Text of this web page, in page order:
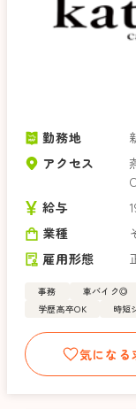
勤務地
アクセス
給与
業種
雇用形態
事務 車バイク◎
学歴高卒OK
時短
気になる